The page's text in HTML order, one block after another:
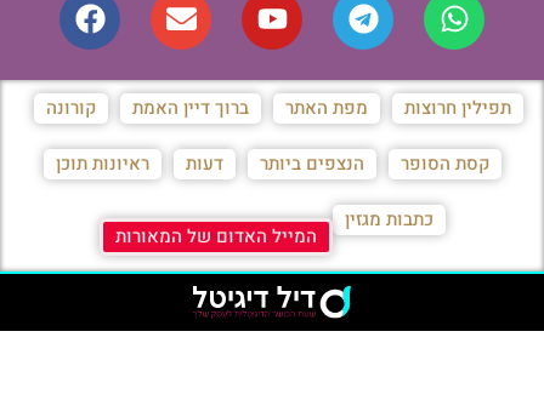
תפילין חרוצות מפת האתר ברוך דיין האמת קורונה
קסת הסופר הנצפים ביותר דעות ראיונות תוכן
כתבות מגזין
המייל האדום של המאורות